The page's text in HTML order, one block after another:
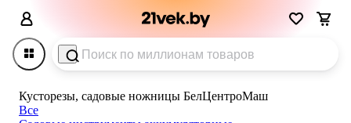
Кусторезы, садовые ножницы БелЦентроМаш
Все